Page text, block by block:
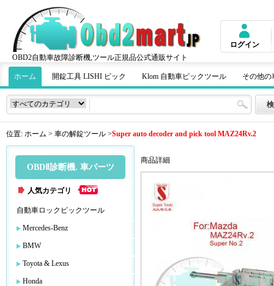
OBD2自動車故障診断機,ツール正規品公式通販サイト
ログイン
ホーム 開錠工具 LISHI ピック Klom 自動車ピックツール その他の
位置: ホーム > 車の解錠ツール >Super auto decoder and pick tool MAZ24Rv.2
OBDⅡ診断機. 車パーツ
人気カテゴリ
自動車ロックピックツール
Mercedes-Benz
BMW
Toyota & Lexus
Honda
商品詳細